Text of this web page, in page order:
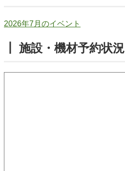
2026年7月のイベント
┃ 施設・機材予約状況